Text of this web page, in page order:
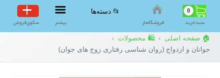
0
سبد‌خرید فروشگاه‌ناز
📂 دسته‌ها
بیشتر سکوی‌فروش
🏠 صفحه اصلی › 🛍️ محصولات ›
جوانان و ازدواج (روان شناسی رفتاری زوج های جوان)